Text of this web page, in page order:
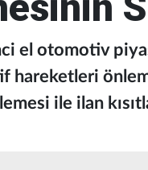
el otomotiv
hareketleri
ile ilan